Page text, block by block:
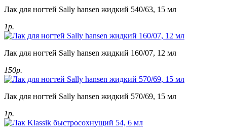
Лак для ногтей Sally hansen жидкий 540/63, 15 мл
1р.
Лак для ногтей Sally hansen жидкий 160/07, 12 мл
150р.
Лак для ногтей Sally hansen жидкий 570/69, 15 мл
1р.